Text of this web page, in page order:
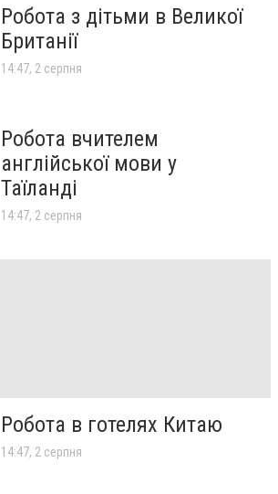
Робота з дітьми в Великої
Британії
14:47, 2 серпня
Робота вчителем
англійської мови у
Таїланді
14:47, 2 серпня
Робота в готелях Китаю
14:47, 2 серпня